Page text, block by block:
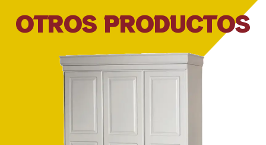
OTROS PRODUCTOS